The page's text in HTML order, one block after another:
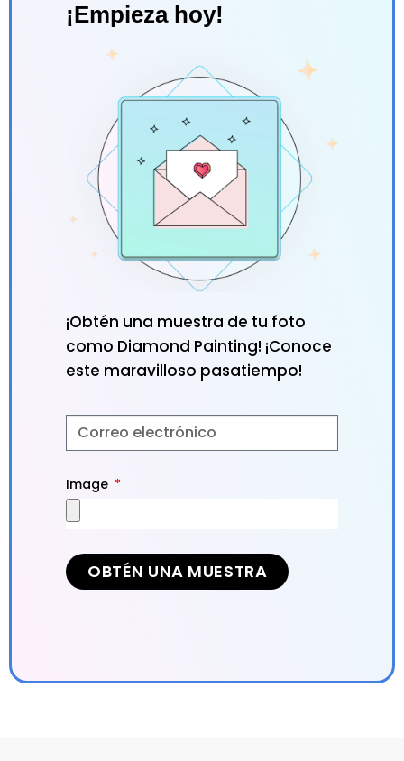
¡Empieza hoy!
¡Obtén una muestra de tu foto
como Diamond Painting! ¡Conoce
este maravilloso pasatiempo!
Image
OBTÉN UNA MUESTRA